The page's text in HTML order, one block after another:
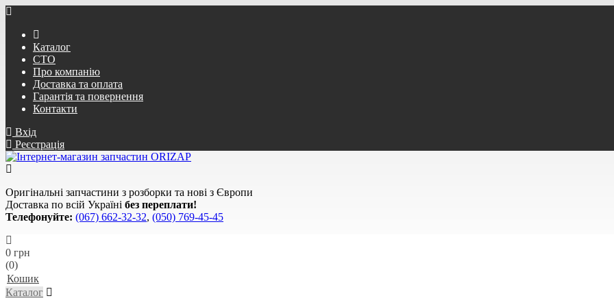
Каталог
СТО
Про компанію
Доставка та оплата
Гарантія та повернення
Контакти
Вхід
Реєстрація
Оригінальні запчастини з розборки та нові з Європи
Доставка по всій Україні без переплати!
Телефонуйте: (067) 662-32-32, (050) 769-45-45
0 грн
(0)
Кошик
Каталог